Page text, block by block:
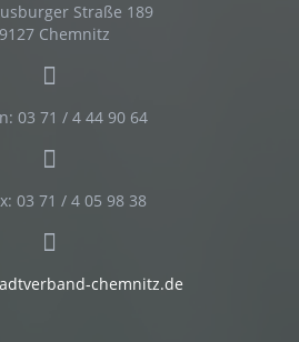
Straße 189
Chemnitz
03 71 / 4 44 90 64
03 71 / 4 05 98 38
chemnitz.de